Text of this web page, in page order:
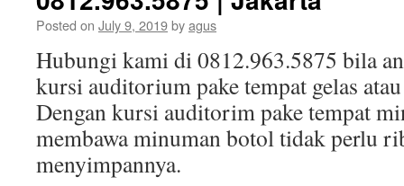
Posted on July 9, 2019byagus
Hubungi kami di 0812.963.5875 bila
kursi auditorium pake tempat gelas
Dengan kursi auditorim pake tempat
membawa minuman botol tidak perlu
menyimpannya.